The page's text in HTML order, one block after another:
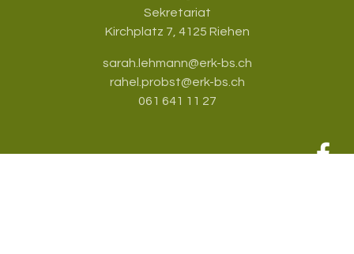
Sekretariat
Kirchplatz 7, 4125 Riehen
sarah.lehmann@erk-bs.ch
rahel.probst@erk-bs.ch
061 641 11 27